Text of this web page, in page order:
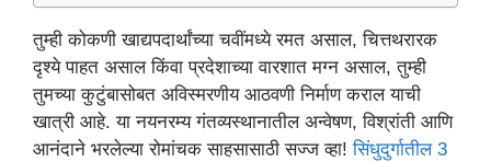
तुम्ही कोकणी खाद्यपदार्थांच्या चवींमध्ये रमत असाल, चित्तथरारक
दृश्ये पाहत असाल किंवा प्रदेशाच्या वारशात मग्न असाल, तुम्ही
तुमच्या कुटुंबासोबत अविस्मरणीय आठवणी निर्माण कराल याची
खात्री आहे. या नयनरम्य गंतव्यस्थानातील अन्वेषण, विश्रांती आणि
आनंदाने भरलेल्या रोमांचक साहसासाठी सज्ज व्हा!सिंधुदुर्गातील 3